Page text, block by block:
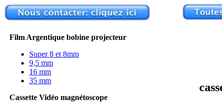
Film Argentique bobine projecteur
Super 8 et 8mm
9,5 mm
16 mm
35 mm
Cassette Vidéo magnétoscope